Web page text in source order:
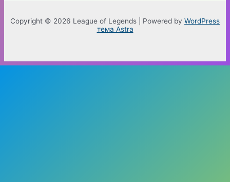
Copyright © 2026 League of Legends | Powered by WordPress
тема Astra